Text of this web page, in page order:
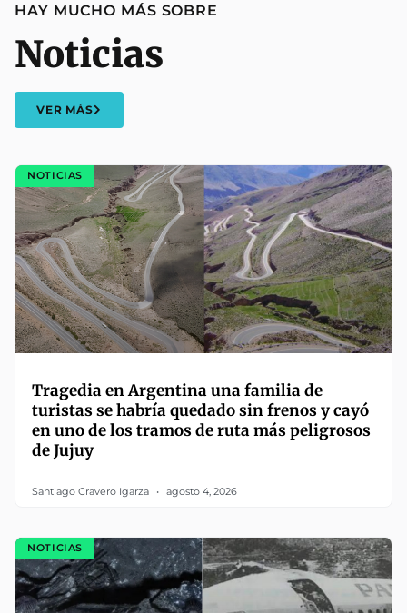
HAY MUCHO MÁS SOBRE
Noticias
VER MÁS
NOTICIAS
Tragedia en Argentina una familia de
turistas se habría quedado sin frenos y cayó
en uno de los tramos de ruta más peligrosos
de Jujuy
Santiago Cravero Igarza agosto 4, 2026
NOTICIAS